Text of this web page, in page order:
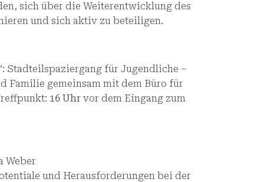
sich über die Weiterentwicklung des
und sich aktiv zu beteiligen.
Stadteilspaziergang für Jugendliche –
Familie gemeinsam mit dem Büro für
16 Uhr vor dem Eingang zum
Weber
und Herausforderungen bei der